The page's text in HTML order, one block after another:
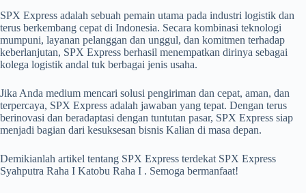
SPX Express adalah sebuah pemain utama pada industri logistik dan
terus berkembang cepat di Indonesia. Secara kombinasi teknologi
mumpuni, layanan pelanggan dan unggul, dan komitmen terhadap
keberlanjutan, SPX Express berhasil menempatkan dirinya sebagai
kolega logistik andal tuk berbagai jenis usaha.
Jika Anda medium mencari solusi pengiriman dan cepat, aman, dan
terpercaya, SPX Express adalah jawaban yang tepat. Dengan terus
berinovasi dan beradaptasi dengan tuntutan pasar, SPX Express siap
menjadi bagian dari kesuksesan bisnis Kalian di masa depan.
Demikianlah artikel tentang SPX Express terdekat SPX Express
Syahputra Raha I Katobu Raha I . Semoga bermanfaat!